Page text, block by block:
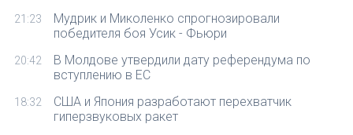
21:23
Мудрик и Миколенко спрогнозировали
победителя боя Усик - Фьюри
20:42
В Молдове утвердили дату референдума по
вступлению в ЕС
18:32
США и Япония разработают перехватчик
гиперзвуковых ракет